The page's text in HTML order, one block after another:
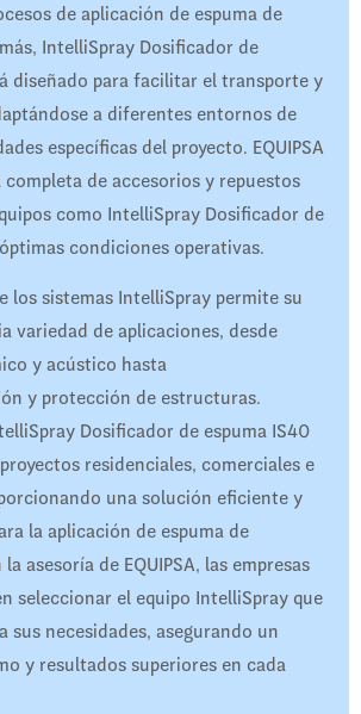
de aplicación de espuma de
IntelliSpray Dosificador de
diseñado para facilitar el transporte y
a diferentes entornos de
específicas del proyecto. EQUIPSA
completa de accesorios y repuestos
como IntelliSpray Dosificador de
condiciones operativas.
los sistemas IntelliSpray permite su
variedad de aplicaciones, desde
y acústico hasta
y protección de estructuras.
Dosificador de espuma IS40
residenciales, comerciales e
una solución eficiente y
la aplicación de espuma de
asesoría de EQUIPSA, las empresas
seleccionar el equipo IntelliSpray que
sus necesidades, asegurando un
y resultados superiores en cada